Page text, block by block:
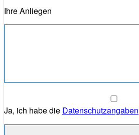
Ihre Anliegen
Ja, ich habe die Datenschutzangaben